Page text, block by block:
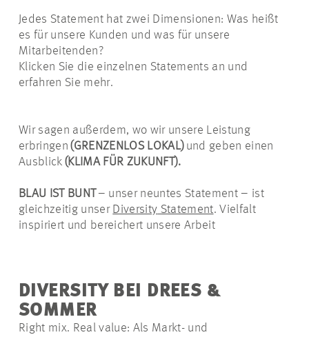
Jedes Statement hat zwei Dimensionen: Was heißt
es für unsere Kunden und was für unsere
Mitarbeitenden?
Klicken Sie die einzelnen Statements an und
erfahren Sie mehr.
Wir sagen außerdem, wo wir unsere Leistung
erbringen (GRENZENLOS LOKAL) und geben einen
Ausblick (KLIMA FÜR ZUKUNFT).
BLAU IST BUNT – unser neuntes Statement – ist
gleichzeitig unser Diversity Statement. Vielfalt
inspiriert und bereichert unsere Arbeit
DIVERSITY BEI DREES &
SOMMER
Right mix. Realvalue: Als Markt- und